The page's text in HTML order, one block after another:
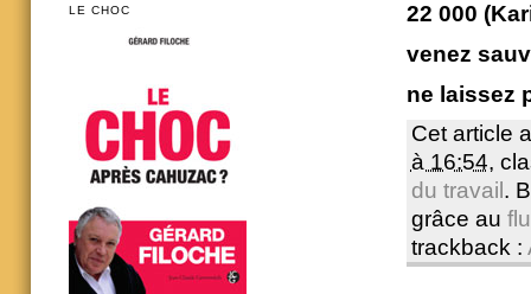
22 000
venez
ne laissez
Cet article
à 16:54,
du travail .
grâce au
trackback :
LE CHOC